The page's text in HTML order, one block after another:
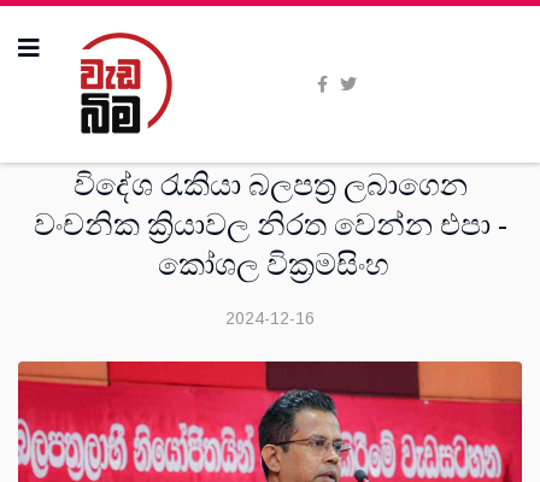
විදේශ රැකියා බලපත්‍ර ලබාගෙන
වංචනික ක්‍රියාවල නිරත වෙන්න එපා -
කෝශල වික්‍රමසිංහ
2024-12-16